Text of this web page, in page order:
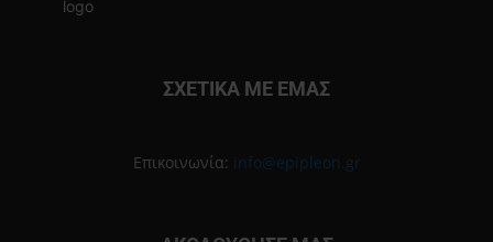
ΣΧΕΤΙΚΑ ΜΕ ΕΜΑΣ
Επικοινωνία: info@epipleon.gr